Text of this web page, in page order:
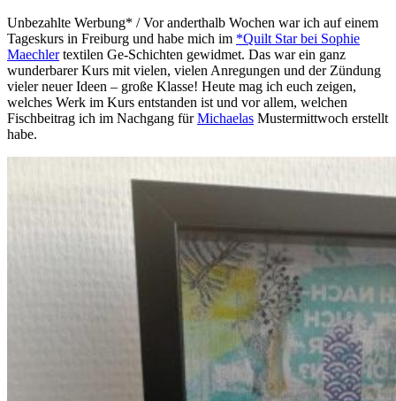
Unbezahlte Werbung* / Vor anderthalb Wochen war ich auf einem
Tageskurs in Freiburg und habe mich im *Quilt Star bei Sophie
Maechlertextilen Ge-Schichten gewidmet. Das war ein ganz
wunderbarer Kurs mit vielen, vielen Anregungen und der Zündung
vieler neuer Ideen – große Klasse! Heute mag ich euch zeigen,
welches Werk im Kurs entstanden ist und vor allem, welchen
Fischbeitrag ich im Nachgang fürMichaelas Mustermittwoch erstellt
habe.